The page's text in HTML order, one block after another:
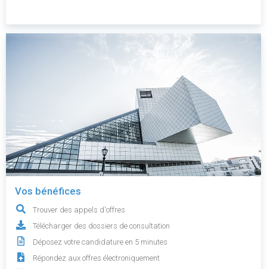
Vos bénéfices
Trouver des appels d'offres
Télécharger des dossiers de consultation
Déposez votre candidature en 5 minutes
Répondez aux offres électroniquement